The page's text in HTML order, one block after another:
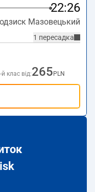
22:26
Мазовецький
1 пересадка
й клас від:265 PLN